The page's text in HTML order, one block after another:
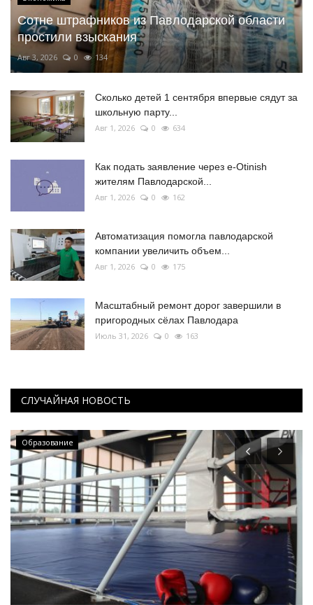
Сотне штрафников из Павлодарской области
простили взыскания
Авг 3, 2026 0 134
Сколько детей 1 сентября впервые сядут за
школьную парту...
Авг 1, 2026 0 634
Как подать заявление через e-Otinish
жителям Павлодарской...
Авг 1, 2026 0 162
Автоматизация помогла павлодарской
компании увеличить объем...
Авг 1, 2026 0 175
Масштабный ремонт дорог завершили в
пригородных сёлах Павлодара
Июль 31, 2026 0 163
СЛУЧАЙНАЯ НОВОСТЬ
Образование